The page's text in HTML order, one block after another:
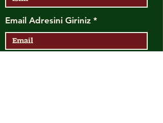
Email Adresini Giriniz